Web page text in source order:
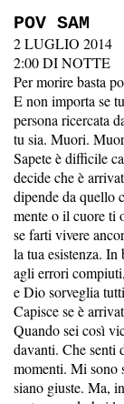
POV SAM
2 LUGLIO 2014
2:00 DI NOTTE
Per morire basta
E non importa se
persona ricercata
tu sia. Muori.
Sapete è difficile
decide che è
dipende da quello
mente o il cuore ti
se farti vivere
la tua esistenza.
agli errori
e Dio sorveglia
Capisce se è
Quando sei così
davanti. Che
momenti. Mi sono
siano giuste. Ma,